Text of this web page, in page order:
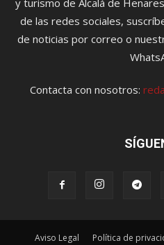
y turismo de Alcalá de
de las redes sociales,
de noticias por correo o
Contacta con nosotros:
Aviso Legal Política de